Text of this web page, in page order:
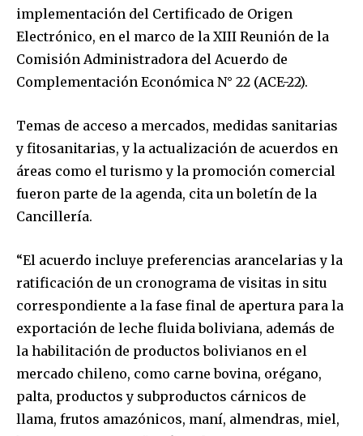
implementación del Certificado de Origen
Electrónico, en el marco de la XIII Reunión de la
Comisión Administradora del Acuerdo de
Complementación Económica N° 22 (ACE-22).
Temas de acceso a mercados, medidas sanitarias
y fitosanitarias, y la actualización de acuerdos en
áreas como el turismo y la promoción comercial
fueron parte de la agenda, cita un boletín de la
Cancillería.
“El acuerdo incluye preferencias arancelarias y la
ratificación de un cronograma de visitas in situ
correspondiente a la fase final de apertura para la
exportación de leche fluida boliviana, además de
la habilitación de productos bolivianos en el
mercado chileno, como carne bovina, orégano,
palta, productos y subproductos cárnicos de
llama, frutos amazónicos, maní, almendras, miel,